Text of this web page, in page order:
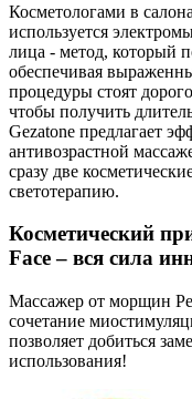
Косметологами в
используется
лица - метод, который
обеспечивая
процедуры стоят
чтобы получить
Gezatone предлагает
антивозрастной
сразу две
светотерапию.
Косметический
Face – вся сила
Массажер от морщин
сочетание
позволяет добиться
использования!